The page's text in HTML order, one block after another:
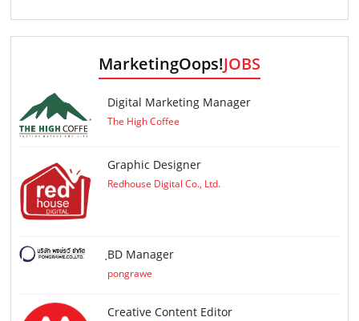
MarketingOops!JOBS
Digital Marketing Manager
The High Coffee
Graphic Designer
Redhouse Digital Co., Ltd.
ฺBD Manager
pongrawe
Creative Content Editor